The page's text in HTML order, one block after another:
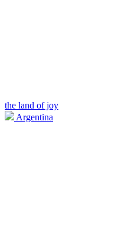
the land of joy
Argentina